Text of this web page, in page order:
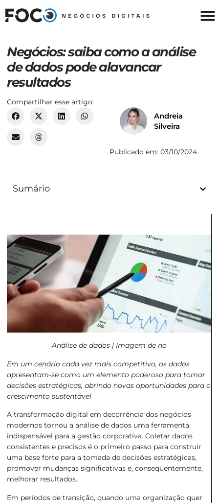
Negócios: saiba como a análise
de dados pode alavancar
resultados
Compartilhar esse artigo:
Andreia
Silveira
Publicado em: 03/10/2024
Sumário
Análise de dados | Imagem de no
Em um cenário cada vez mais competitivo, os dados
apresentam-se como um elemento poderoso para tomar
decisões estratégicas, abrindo novas oportunidades para o
crescimento sustentável
A transformação digital em decorrência dos negócios
modernos tornou a análise de dados uma ferramenta
indispensável para a gestão corporativa. Coletar dados
consistentes e precisos é o primeiro passo para construir
uma base forte para a tomada de decisões estratégicas,
promover mudanças significativas e, consequentemente,
melhorar resultados.
Em períodos de transição, quando uma organização quer